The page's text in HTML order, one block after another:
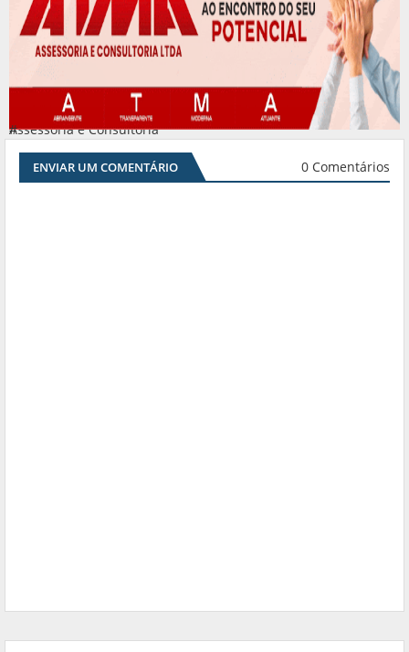
Assessoria e Consultoria
#
ENVIAR UM COMENTÁRIO 0 Comentários